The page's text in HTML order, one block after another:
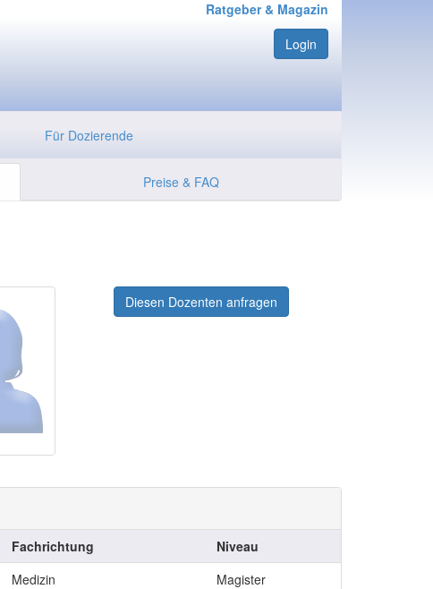
Ratgeber & Magazin
Login
Für Dozierende
Preise & FAQ
Diesen Dozenten anfragen
Fachrichtung
Niveau
Medizin
Magister